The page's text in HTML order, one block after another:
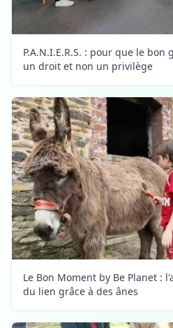
P.A.N.I.E.R.S. : pour que le
un droit et non un privilège
Le Bon Moment by Be Planet :
du lien grâce à des ânes